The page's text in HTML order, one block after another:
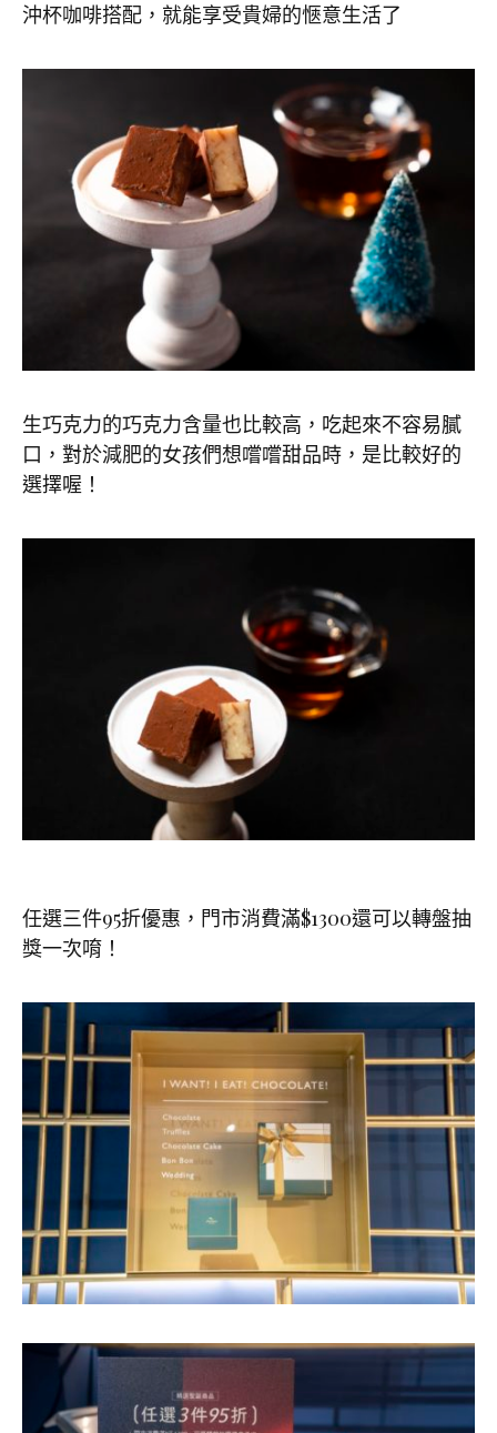
沖杯咖啡搭配，就能享受貴婦的愜意生活了
生巧克力的巧克力含量也比較高，吃起來不容易膩
口，對於減肥的女孩們想嚐嚐甜品時，是比較好的
選擇喔！
任選三件95折優惠，門市消費滿$1300還可以轉盤抽
獎一次唷！